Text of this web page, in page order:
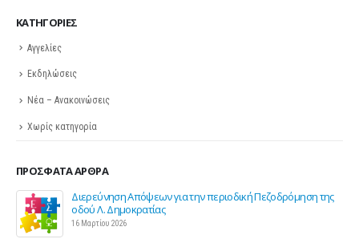
KΑΤΗΓΟΡΊΕΣ
Αγγελίες
Εκδηλώσεις
Νέα – Ανακοινώσεις
Χωρίς κατηγορία
ΠΡΌΣΦΑΤΑ ΆΡΘΡΑ
περιοδική Πεζοδρόμηση της
Σε λειτουργία το νέο Helpdesk